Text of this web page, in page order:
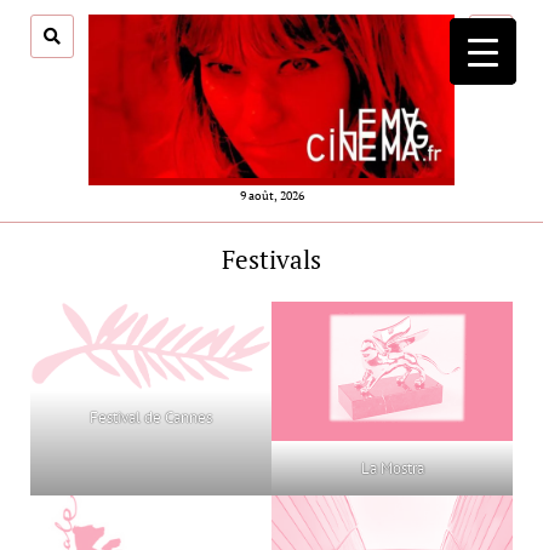
9 août, 2026
menu
Festivals
Festival de Cannes
La Mostra